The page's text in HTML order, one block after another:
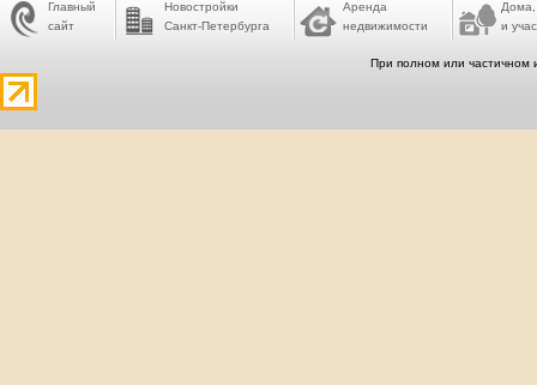
Главный
сайт
Новостройки
Санкт-Петербурга
Аренда
недвижимости
Дома,
и
При полном или частичном